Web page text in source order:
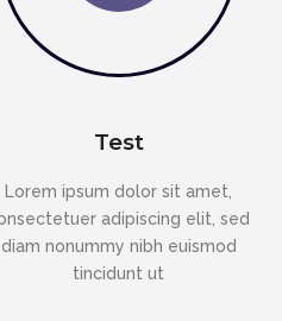
Test
Lorem ipsum dolor sit amet,
adipiscing elit, sed
diam nonummy nibh euismod
tincidunt ut